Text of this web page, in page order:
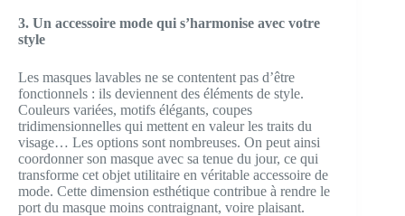
3. Un accessoire mode qui s’harmonise avec votre
style
Les masques lavables ne se contentent pas d’être
fonctionnels : ils deviennent des éléments de style.
Couleurs variées, motifs élégants, coupes
tridimensionnelles qui mettent en valeur les traits du
visage… Les options sont nombreuses. On peut ainsi
coordonner son masque avec sa tenue du jour, ce qui
transforme cet objet utilitaire en véritable accessoire de
mode. Cette dimension esthétique contribue à rendre le
port du masque moins contraignant, voire plaisant.